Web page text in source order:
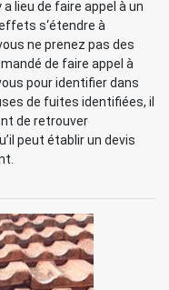
lieu de faire appel à un
s‘étendre à
ne prenez pas des
de faire appel à
pour identifier dans
de fuites identifiées, il
de retrouver
peut établir un devis